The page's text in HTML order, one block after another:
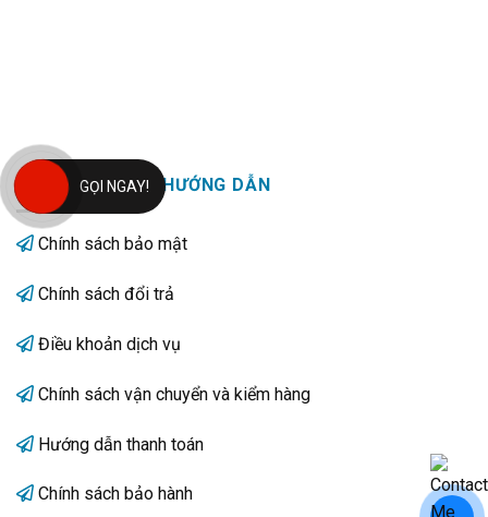
CHÍNH SÁCH VÀ HƯỚNG DẪN
Chính sách bảo mật
Chính sách đổi trả
Điều khoản dịch vụ
Chính sách vận chuyển và kiểm hàng
Hướng dẫn thanh toán
Chính sách bảo hành
GỌI NGAY!